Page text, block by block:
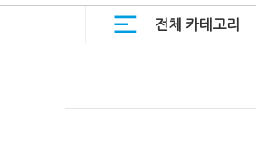
전체 카테고리